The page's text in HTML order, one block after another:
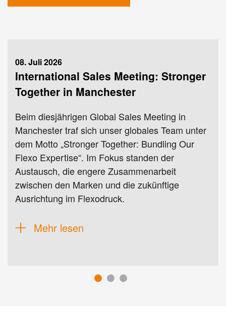
08. Juli 2026
International Sales Meeting: Stronger
Together in Manchester
Beim diesjährigen Global Sales Meeting in
Manchester traf sich unser globales Team unter
dem Motto „Stronger Together: Bundling Our
Flexo Expertise“. Im Fokus standen der
Austausch, die engere Zusammenarbeit
zwischen den Marken und die zukünftige
Ausrichtung im Flexodruck.
Mehr lesen